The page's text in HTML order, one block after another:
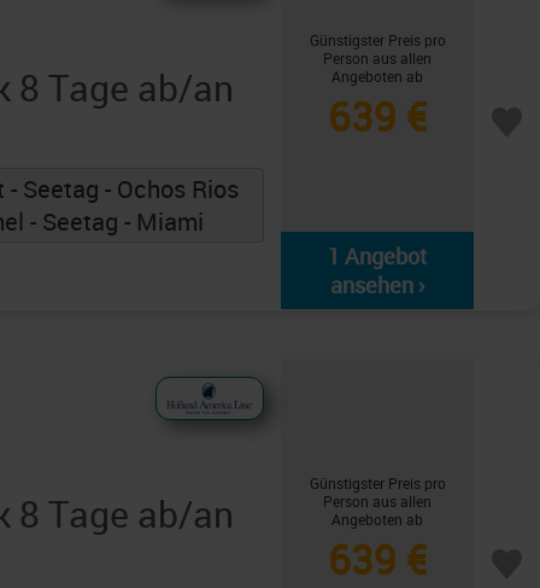
8 Tage ab/an
Seetag - Ochos Rios
- Seetag - Miami
Günstigster Preis pro
Person aus allen
Angeboten ab
639 €
1 Angebot
ansehen ›
8 Tage ab/an
Günstigster Preis pro
Person aus allen
Angeboten ab
639 €